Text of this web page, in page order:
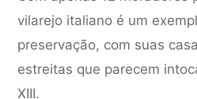
vilarejo italiano é um
preservação, com suas
estreitas que parecem
XIII.